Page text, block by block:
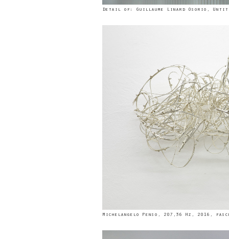
Detail of: Guillaume Linard Osorio,
Michelangelo Penso, 207,36 Hz, 2016,